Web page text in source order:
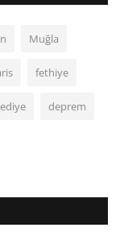
Muğla
fethiye
deprem